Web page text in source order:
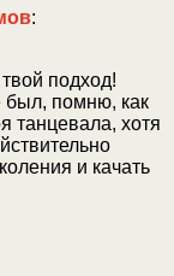
:
подход!
был, помню, как
танцевала, хотя
и качать